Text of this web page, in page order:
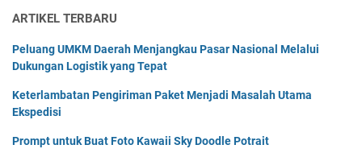
ARTIKEL TERBARU
Peluang UMKM Daerah Menjangkau Pasar Nasional Melalui
Dukungan Logistik yang Tepat
Keterlambatan Pengiriman Paket Menjadi Masalah Utama
Ekspedisi
Prompt untuk Buat Foto Kawaii Sky Doodle Potrait